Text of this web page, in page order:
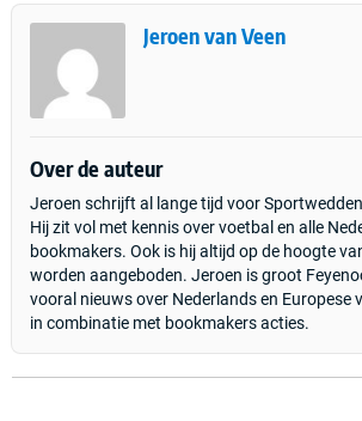
Jeroen van Veen
Over de auteur
Jeroen schrijft al lange tijd voor
Hij zit vol met kennis over voetbal en alle
bookmakers. Ook is hij altijd op de hoogte
worden aangeboden. Jeroen is groot
vooral nieuws over Nederlands en Europese
in combinatie met bookmakers acties.